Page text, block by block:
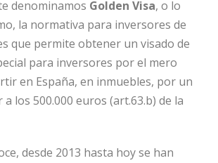
denominamos Golden Visa, o lo
la normativa para inversores de
que permite obtener un visado de
para inversores por el mero
en España, en inmuebles, por un
los 500.000 euros (art.63.b) de la
desde 2013 hasta hoy se han